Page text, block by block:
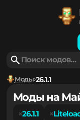
Моды 26.1.1
Моды на